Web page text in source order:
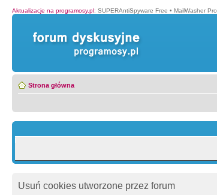
Aktualizacje na programosy.pl: SUPERAntiSpyware Free • MailWasher Pro
Strona główna
Usuń cookies utworzone przez forum